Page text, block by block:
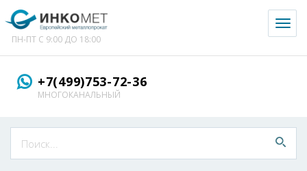
ПН-ПТ С 9:00 ДО 18:00
+7(499)753-72-36
МНОГОКАНАЛЬНЫЙ